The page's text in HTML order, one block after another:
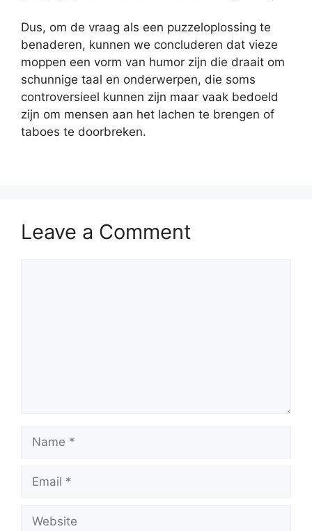
Dus, om de vraag als een puzzeloplossing te
benaderen, kunnen we concluderen dat vieze
moppen een vorm van humor zijn die draait om
schunnige taal en onderwerpen, die soms
controversieel kunnen zijn maar vaak bedoeld
zijn om mensen aan het lachen te brengen of
taboes te doorbreken.
Leave a Comment
Name
Email
Website